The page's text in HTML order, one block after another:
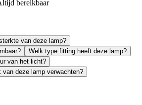
bereikbaar
van deze lamp?
Welk type fitting heeft deze lamp?
van het licht?
van deze lamp verwachten?